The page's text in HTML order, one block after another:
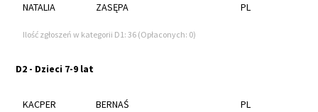
NATALIA ZASĘPA PL
Ilość zgłoszeń w kategorii D1: 36 (Opłaconych: 0)
D2 - Dzieci 7-9 lat
KACPER BERNAŚ PL